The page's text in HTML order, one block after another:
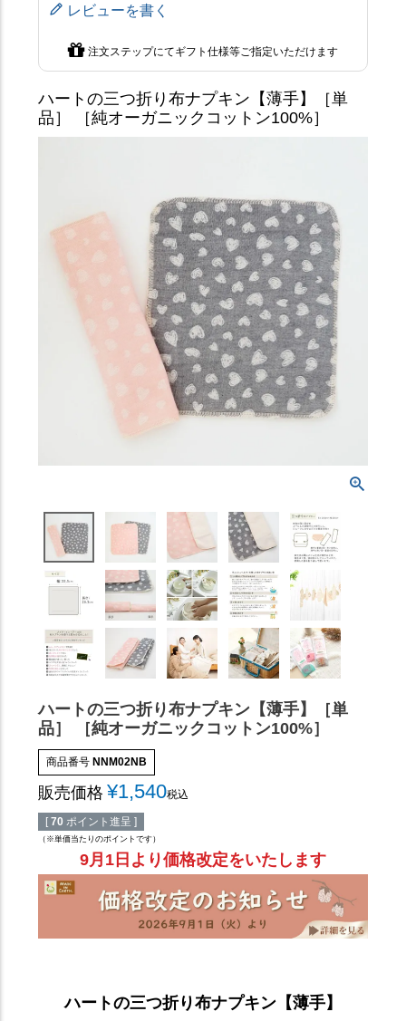
ハートの三つ折り布ナプキン【薄手】［単
品］ ［純オーガニックコットン100%］
ハートの三つ折り布ナプキン【薄手】［単
品］ ［純オーガニックコットン100%］
商品番号 NNM02NB
販売価格 ¥1,540税込
[ 70 ポイント進呈 ]
（※単価当たりのポイントです）
9月1日より価格改定をいたします
ハートの三つ折り布ナプキン【薄手】
レビューを書く
注文ステップにてギフト仕様等ご指定いただけます